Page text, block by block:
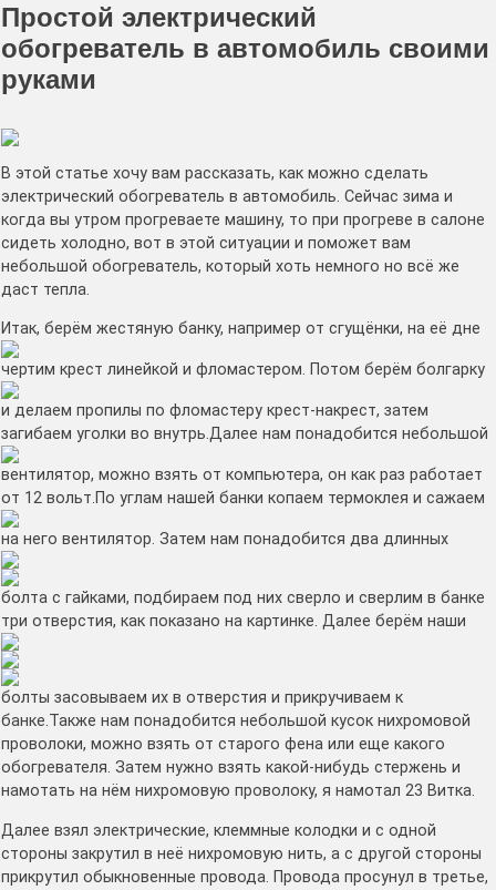
Простой электрический
обогреватель в автомобиль своими
руками
В этой статье хочу вам рассказать, как можно сделать
электрический обогреватель в автомобиль. Сейчас зима и
когда вы утром прогреваете машину, то при прогреве в салоне
сидеть холодно, вот в этой ситуации и поможет вам
небольшой обогреватель, который хоть немного но всё же
даст тепла.
Итак, берём жестяную банку, например от сгущёнки, на её дне
чертим крест линейкой и фломастером. Потом берём болгарку
и делаем пропилы по фломастеру крест-накрест, затем
загибаем уголки во внутрь.Далее нам понадобится небольшой
вентилятор, можно взять от компьютера, он как раз работает
от 12 вольт.По углам нашей банки копаем термоклея и сажаем
на него вентилятор. Затем нам понадобится два длинных
болта с гайками, подбираем под них сверло и сверлим в банке
три отверстия, как показано на картинке. Далее берём наши
болты засовываем их в отверстия и прикручиваем к
банке.Также нам понадобится небольшой кусок нихромовой
проволоки, можно взять от старого фена или еще какого
обогревателя. Затем нужно взять какой-нибудь стержень и
намотать на нём нихромовую проволоку, я намотал 23 Витка.
Далее взял электрические, клеммные колодки и с одной
стороны закрутил в неё нихромовую нить, а с другой стороны
прикрутил обыкновенные провода. Провода просунул в третье,